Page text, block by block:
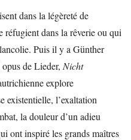
dans la légèreté de
réfugient dans la rêverie ou qui
Puis il y a Günther
de Lieder, Nicht
explore
existentielle, l’exaltation
la douleur d’un adieu
ont inspiré les grands maîtres